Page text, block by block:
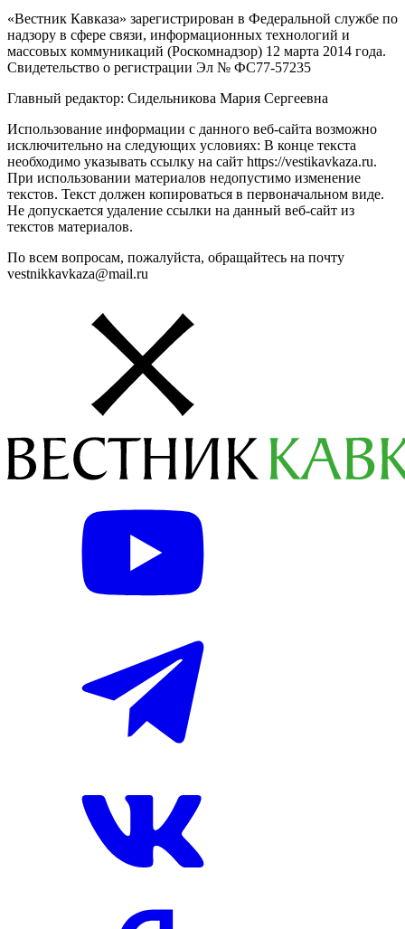
«Вестник Кавказа» зарегистрирован в Федеральной службе по
надзору в сфере связи, информационных технологий и
массовых коммуникаций (Роскомнадзор) 12 марта 2014 года.
Свидетельство о регистрации Эл № ФС77-57235
Главный редактор: Сидельникова Мария Сергеевна
Использование информации с данного веб-сайта возможно
исключительно на следующих условиях: В конце текста
необходимо указывать ссылку на сайт https://vestikavkaza.ru.
При использовании материалов недопустимо изменение
текстов. Текст должен копироваться в первоначальном виде.
Не допускается удаление ссылки на данный веб-сайт из
текстов материалов.
По всем вопросам, пожалуйста, обращайтесь на почту
vestnikkavkaza@mail.ru